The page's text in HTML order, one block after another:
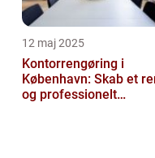
12 maj 2025
Kontorrengøring i
København: Skab et
og professionelt